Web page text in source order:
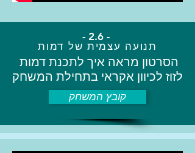
- 2.6 -
תנועה עצמית של דמות
הסרטון מראה איך לתכנת דמות
לזוז לכיוון אקראי בתחילת המשחק
קובץ המשחק